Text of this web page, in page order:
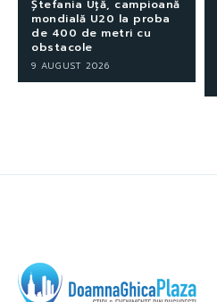
Ștefania Uță, campioană
mondială U20 la proba
de 400 de metri cu
obstacole
9 AUGUST 2026